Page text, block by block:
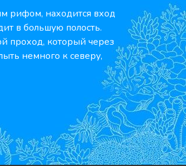
рифом, находится вход
в большую полость.
проход, который через
немного к северу,